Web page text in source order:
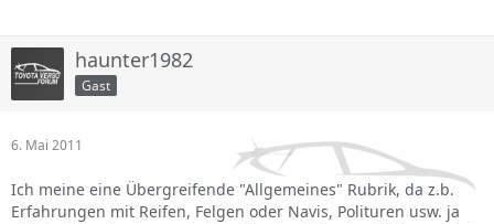
haunter1982
Gast
6. Mai 2011
Ich meine eine Übergreifende "Allgemeines" Rubrik, da z.b.
Erfahrungen mit Reifen, Felgen oder Navis, Polituren usw. ja